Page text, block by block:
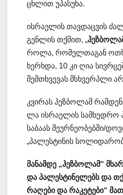
ცხლით უპა­სუ­ხა.
ის­რა­ე­ლის თავ­დაც­ვის
გენ­ლის თქმით, „
რო­ლა, რო­მელ­თა­გან
ხერ­ხდა, 10 კი ღია
შემ­თხვე­ვას მსხვერ­პლი
კვი­რას ჰეზ­ბო­ლამ
ლა ის­რა­ე­ლის სამ­ხედ­რო
სა­ბა­ას მე­ურ­ნე­ო­ბებ­ში/
„პა­ლეს­ტი­ნის
მა­ნამ­დე „ჰეზ­ბო­ლამ“
და პა­ლეს­ტი­ნე­ლებს და
რა­ღე­ბი და რა­კე­ტე­ბი“